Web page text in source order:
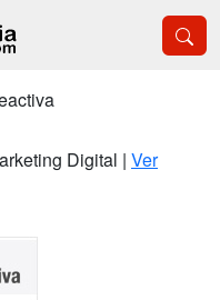
Digital | Ver